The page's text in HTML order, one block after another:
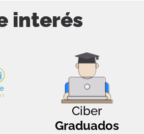
interés
Ciber
Graduados